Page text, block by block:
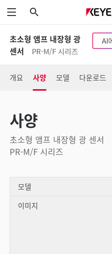
메뉴
초소형 앰프 내장형 광
센서
PR-M/F 시리즈
AI
개요 사양 모델 다운로드
사양
초소형 앰프 내장형 광 센서
PR-M/F 시리즈
모델
이미지